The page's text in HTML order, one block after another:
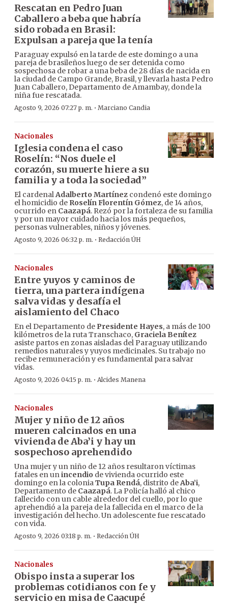
Rescatan en Pedro Juan
Caballero a beba que habría
sido robada en Brasil:
Expulsan a pareja que la tenía
Paraguay expulsó en la tarde de este domingo a una
pareja de brasileños luego de ser detenida como
sospechosa de robar a una beba de 28 días de nacida en
la ciudad de Campo Grande, Brasil, y llevarla hasta Pedro
Juan Caballero, Departamento de Amambay, donde la
niña fue rescatada.
Agosto 9, 2026 07:27 p. m. · Marciano Candia
Nacionales
Iglesia condena el caso
Roselín: “Nos duele el
corazón, su muerte hiere a su
familia y a toda la sociedad”
El cardenalAdalberto Martínez condenó este domingo
el homicidio de Roselín Florentín Gómez, de 14 años,
ocurrido en Caazapá. Rezó por la fortaleza de su familia
y por un mayor cuidado hacia los más pequeños,
personas vulnerables, niños y jóvenes.
Agosto 9, 2026 06:32 p. m. · Redacción ÚH
Nacionales
Entre yuyos y caminos de
tierra, una partera indígena
salva vidas y desafía el
aislamiento del Chaco
En el Departamento de Presidente Hayes, a más de 100
kilómetros de la ruta Transchaco, Graciela Benítez
asiste partos en zonas aisladas del Paraguay utilizando
remedios naturales y yuyos medicinales. Su trabajo no
recibe remuneración y es fundamental para salvar
vidas.
Agosto 9, 2026 04:15 p. m. · Alcides Manena
Nacionales
Mujer y niño de 12 años
mueren calcinados en una
vivienda de Aba’i y hay un
sospechoso aprehendido
Una mujer y un niño de 12 años resultaron víctimas
fatales en unincendio de vivienda ocurrido este
domingo en la coloniaTupa Rendá, distrito deAba’i,
Departamento de Caazapá. La Policía halló al chico
fallecido con un cable alrededor del cuello, por lo que
aprehendió a la pareja de la fallecida en el marco de la
investigación del hecho. Un adolescente fue rescatado
con vida.
Agosto 9, 2026 03:18 p. m. · Redacción ÚH
Nacionales
Obispo insta a superar los
problemas cotidianos con fe y
servicio en misa de Caacupé